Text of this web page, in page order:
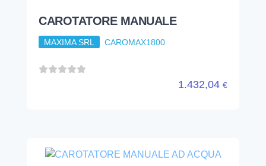
CAROTATORE MANUALE
MAXIMA SRL CAROMAX1800
1.432,04 €